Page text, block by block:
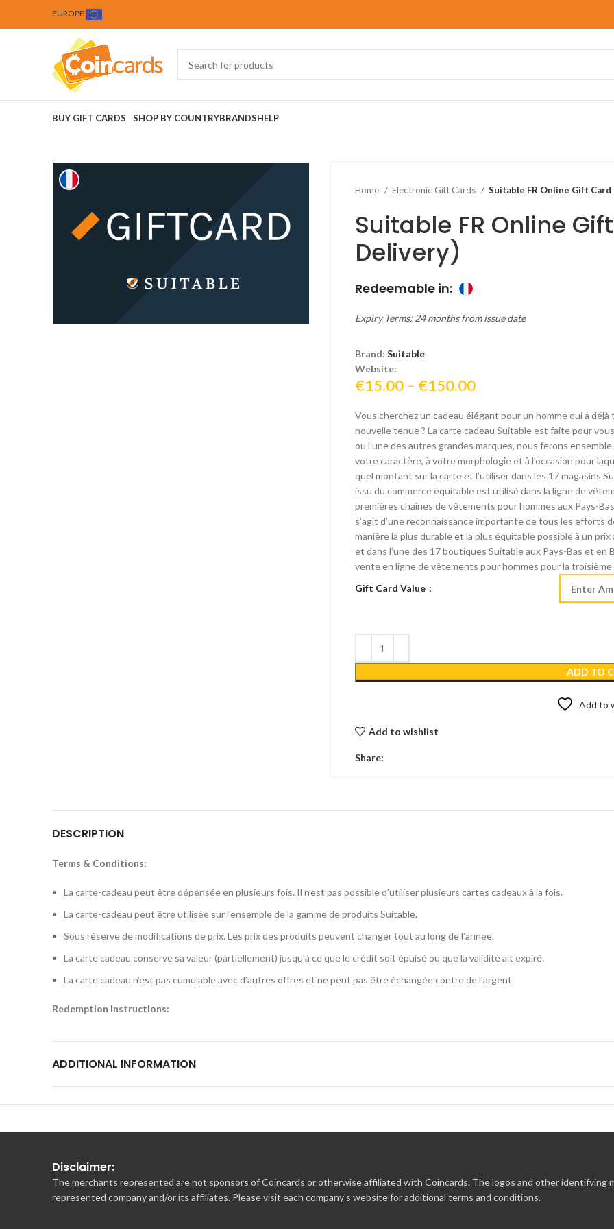
EUROPE
BUY GIFT CARDS SHOP BY COUNTRYBRANDSHELP
Home Electronic Gift Cards Suitable FR Online Gift
Suitable FR Online
Delivery)
Redeemable in:
Expiry Terms: 24 months from issue date
Brand:Suitable
Website:
€15.00 – €150.00Price
€15.00
through
€150.00
Vous cherchez un cadeau élégant pour un homme qui a
nouvelle tenue ? La carte cadeau Suitable est faite pour
ou l’une des autres grandes marques, nous ferons
votre caractère, à votre morphologie et à l’occasion pour
quel montant sur la carte et l’utiliser dans les 17 magasins
issu du commerce équitable est utilisé dans la ligne de
premières chaînes de vêtements pour hommes aux Pays-
s’agit d’une reconnaissance importante de tous les efforts
manière la plus durable et la plus équitable possible à un
et dans l’une des 17 boutiques Suitable aux Pays-Bas et
vente en ligne de vêtements pour hommes pour la
Gift Card Value
ADD TO
Add to
Add to wishlist
Share:
DESCRIPTION
Terms & Conditions:
La carte-cadeau peut être dépensée en plusieurs fois. Il n’est pas possible d’utiliser plusieurs cartes cadeaux à la fois.
La carte-cadeau peut être utilisée sur l’ensemble de la gamme de produits Suitable.
Sous réserve de modifications de prix. Les prix des produits peuvent changer tout au long de l’année.
La carte cadeau conserve sa valeur (partiellement) jusqu’à ce que le crédit soit épuisé ou que la validité ait expiré.
La carte cadeau n’est pas cumulable avec d’autres offres et ne peut pas être échangée contre de l’argent
Redemption Instructions:
La carte-cadeau peut être échangée à la rubrique “Paiement”.
Les produits sont envoyés gratuitement
ADDITIONAL INFORMATION
Disclaimer:
The merchants represented are not sponsors of Coincards or otherwise affiliated with Coincards. The logos and other identifying
represented company and/or its affiliates. Please visit each company's website for additional terms and conditions.